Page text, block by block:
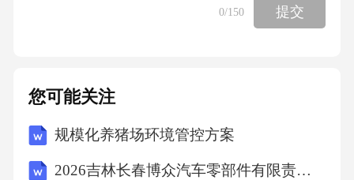
0/150 提交
您可能关注
规模化养猪场环境管控方案
2026吉林长春博众汽车零部件有限责任公司招聘差旅管理员1人笔试历年参考题库附带答案详解